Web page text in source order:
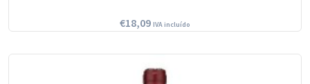
€18,09 IVA incluído